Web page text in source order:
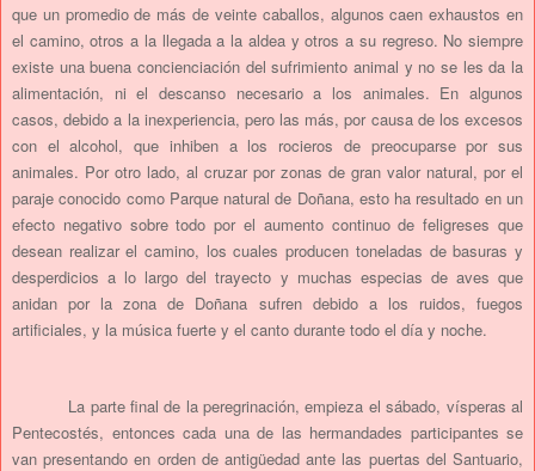
que un promedio de más de veinte caballos, algunos caen exhaustos en
el camino, otros a la llegada a la aldea y otros a su regreso. No siempre
existe una buena concienciación del sufrimiento animal y no se les da la
alimentación, ni el descanso necesario a los animales. En algunos
casos, debido a la inexperiencia, pero las más, por causa de los excesos
con el alcohol, que inhiben a los rocieros de preocuparse por sus
animales. Por otro lado, al cruzar por zonas de gran valor natural, por el
paraje conocido como Parque natural de Doñana, esto ha resultado en un
efecto negativo sobre todo por el aumento continuo de feligreses que
desean realizar el camino, los cuales producen toneladas de basuras y
desperdicios a lo largo del trayecto y muchas especias de aves que
anidan por la zona de Doñana sufren debido a los ruidos, fuegos
artificiales, y la música fuerte y el canto durante todo el día y noche.
La parte final de la peregrinación, empieza el sábado, vísperas al
Pentecostés, entonces cada una de las hermandades participantes se
van presentando en orden de antigüedad ante las puertas del Santuario,